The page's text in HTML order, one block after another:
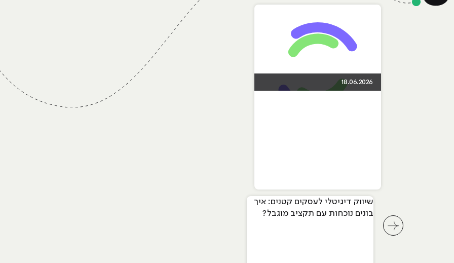
18.06.2026
שיווק דיגיטלי לעסקים קטנים: איך
בונים נוכחות עם תקציב מוגבל?
לחץ לשיקופית קודמת בסליידר מאמרים